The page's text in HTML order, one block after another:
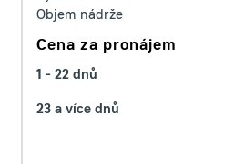
Objem nádrže
Cena za pronájem
1 - 22 dnů
23 a více dnů